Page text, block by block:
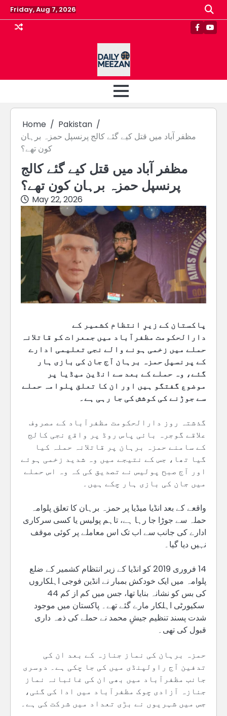
Skip
to
content
Friday, Aug 7, 2026
Home
Pakistan
مظفر آباد میں قتل کیے گئے کالج پرنسپل حمزہ برہان
کون تھے؟
مظفر آباد میں قتل کیے گئے کالج
پرنسپل حمزہ برہان کون تھے؟
May 22, 2026
پاکستان کے زیرِ انتظام کشمیر کے
دارالحکومت مظفرآباد میں جمعرات کو قاتلانہ
حملے میں زخمی ہونے والے نجی تعلیمی ادارے
کے پرنسپل حمزہ برہان آج جان کی بازی ہار
گئے، وہ حملے کے بعد سے انڈین میڈیا پر
موضوع گفتگو ہیں اور ان کا تعلق پلوامہ حملے
سے جوڑنے کی کوشش کی جا رہی ہے۔
گذشتہ روز دارالحکومت مظفرآباد کے مصروف
علاقے گوجرہ بائی پاس روڈ پر واقع نجی کالج
کے سامنے حمزہ برہان پر قاتلانہ حملہ کیا
گیا تھا، جس کے نتیجے میں وہ شدید زخمی ہوئے
اور آج صبح پولیس نے تصدیق کی کہ وہ اس حملے
میں جان کی بازی ہار چکے ہیں۔
واقعے کے بعد انڈیا میڈیا پر حمزہ برہان کا تعلق پلوامہ
حملہ سے جوڑا جا رہا ہے، تاہم پولیس یا کسی سرکاری
ادارے کی جانب سے اب تک اس معاملے پر کوئی موقف
نہیں دیا گیا۔
14 فروری 2019 کو انڈیا کے زیر انتظام کشمیر کے ضلع
پلوامہ میں ایک خودکش بمبار نے انڈین فوجی اہلکاروں
کی بس کو نشانہ بنایا تھا، جس میں کم از کم 44
سکیورٹی اہلکار مارے گئے تھے۔ پاکستان میں موجود
شدت پسند تنظیم جیشِ محمد نے حملے کی ذمہ داری
قبول کی تھی۔
حمزہ برہان کی نماز جنازہ کے بعد ان کی
تدفین آج راولپنڈی میں کی جا چکی ہے۔ دوسری
جانب مظفرآباد میں بھی ان کی غائبانہ نماز
جنازہ آزادی چوک مظفرآباد میں ادا کی گئی،
جس میں شہریوں نے بڑی تعداد میں شرکت کی ہے۔